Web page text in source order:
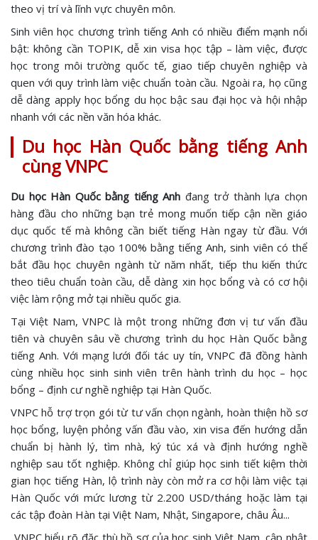
theo vị trí và lĩnh vực chuyên môn.
Sinh viên học chương trình tiếng Anh có nhiều điểm mạnh nổi
bật: không cần TOPIK, dễ xin visa học tập – làm việc, được
học trong môi trường quốc tế, giao tiếp chuyên nghiệp và
quen với quy trình làm việc chuẩn toàn cầu. Ngoài ra, họ cũng
dễ dàng apply học bổng du học bậc sau đại học và hội nhập
nhanh với các nền văn hóa khác.
Du học Hàn Quốc bằng tiếng Anh
cùng VNPC
Du học Hàn Quốc bằng tiếng Anh đang trở thành lựa chọn
hàng đầu cho những bạn trẻ mong muốn tiếp cận nền giáo
dục quốc tế mà không cần biết tiếng Hàn ngay từ đầu. Với
chương trình đào tạo 100% bằng tiếng Anh, sinh viên có thể
bắt đầu học chuyên ngành từ năm nhất, tiếp thu kiến thức
theo tiêu chuẩn toàn cầu, dễ dàng xin học bổng và có cơ hội
việc làm rộng mở tại nhiều quốc gia.
Tại Việt Nam, VNPC là một trong những đơn vị tư vấn đầu
tiên và chuyên sâu về chương trình du học Hàn Quốc bằng
tiếng Anh. Với mạng lưới đối tác uy tín, VNPC đã đồng hành
cùng nhiều học sinh sinh viên trên hành trình du học – học
bổng – định cư nghề nghiệp tại Hàn Quốc.
VNPC hỗ trợ trọn gói từ tư vấn chọn ngành, hoàn thiện hồ sơ
học bổng, luyện phỏng vấn đầu vào, xin visa đến hướng dẫn
chuẩn bị hành lý, tìm nhà, ký túc xá và định hướng nghề
nghiệp sau tốt nghiệp. Không chỉ giúp học sinh tiết kiệm thời
gian học tiếng Hàn, lộ trình này còn mở ra cơ hội làm việc tại
Hàn Quốc với mức lương từ 2.200 USD/tháng hoặc làm tại
các tập đoàn Hàn tại Việt Nam, Nhật, Singapore, châu Âu...
VNPC hiểu rõ đặc thù hồ sơ của học sinh Việt Nam, cập nhật